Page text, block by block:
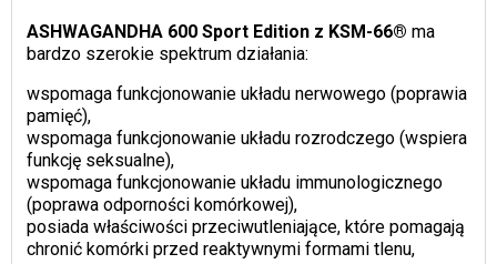
ASHWAGANDHA 600 Sport Edition z KSM-66® ma
bardzo szerokie spektrum działania:
wspomaga funkcjonowanie układu nerwowego (poprawia
pamięć),
wspomaga funkcjonowanie układu rozrodczego (wspiera
funkcję seksualne),
wspomaga funkcjonowanie układu immunologicznego
(poprawa odporności komórkowej),
posiada właściwości przeciwutleniające, które pomagają
chronić komórki przed reaktywnymi formami tlenu,